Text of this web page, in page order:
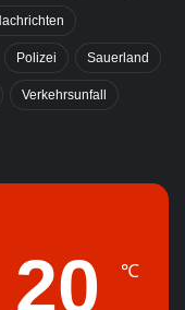
Polizei Sauerland
Verkehrsunfall
20 ℃